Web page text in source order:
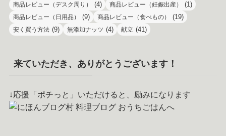
商品レビュー（デスク周り） (4) 商品レビュー（妊娠出産） (1)
商品レビュー（日用品） (9) 商品レビュー（食べもの） (19)
安く買う方法 (9) 無添加ナッツ (4) 献立 (41)
来ていただき、ありがとうございます！
↓応援「ポチっと」いただけると、励みになります